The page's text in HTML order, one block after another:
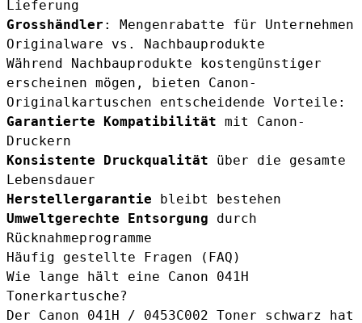
Lieferung
Grosshändler : Mengenrabatte für Unternehmen
Originalware vs. Nachbauprodukte
Während Nachbauprodukte kostengünstiger
erscheinen mögen, bieten Canon-
Originalkartuschen entscheidende Vorteile:
Garantierte Kompatibilität mit Canon-
Druckern
Konsistente Druckqualität über die gesamte
Lebensdauer
Herstellergarantie bleibt bestehen
Umweltgerechte Entsorgung durch
Rücknahmeprogramme
Häufig gestellte Fragen (FAQ)
Wie lange hält eine Canon 041H
Tonerkartusche?
Der Canon 041H / 0453C002 Toner schwarz hat